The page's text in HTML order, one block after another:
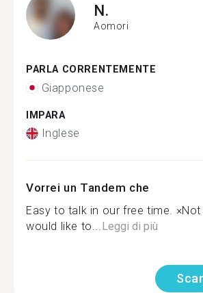
N.
Aomori
PARLA CORRENTEMENTE
Giapponese
IMPARA
Inglese
Vorrei un Tandem che
Easy to talk in our free time. ×Not
would like to...Leggi di più